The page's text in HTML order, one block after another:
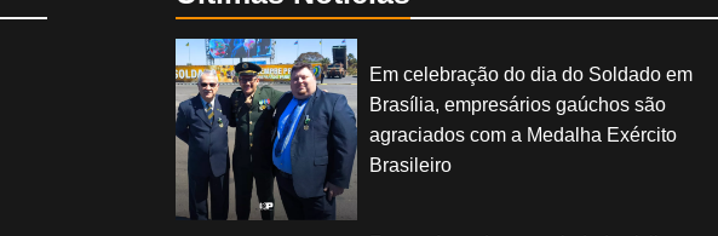
Em celebração do dia do Soldado em
Brasília, empresários gaúchos são
agraciados com a Medalha Exército
Brasileiro